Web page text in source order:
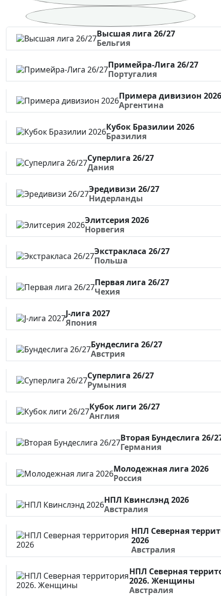
Высшая лига 26/27
Бельгия
Примейра-Лига 26/27
Португалия
Примера дивизион 2026
Аргентина
Кубок Бразилии 2026
Бразилия
Суперлига 26/27
Дания
Эредивизи 26/27
Нидерланды
Элитсерия 2026
Норвегия
Экстракласа 26/27
Польша
Первая лига 26/27
Чехия
J-лига 2027
Япония
Бундеслига 26/27
Австрия
Суперлига 26/27
Румыния
Кубок лиги 26/27
Англия
Вторая Бундеслига 26/
Германия
Молодежная лига 2026
Россия
НПЛ Квинслэнд 2026
Австралия
НПЛ Северная
2026
Австралия
НПЛ Северная
2026. Женщины
Австралия